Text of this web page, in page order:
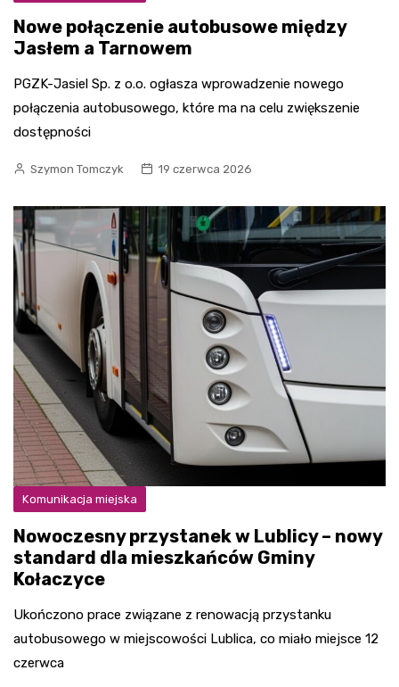
Nowe połączenie autobusowe między
Jasłem a Tarnowem
PGZK-Jasiel Sp. z o.o. ogłasza wprowadzenie nowego
połączenia autobusowego, które ma na celu zwiększenie
dostępności
Szymon Tomczyk 19 czerwca 2026
Komunikacja miejska
Nowoczesny przystanek w Lublicy – nowy
standard dla mieszkańców Gminy
Kołaczyce
Ukończono prace związane z renowacją przystanku
autobusowego w miejscowości Lublica, co miało miejsce 12
czerwca